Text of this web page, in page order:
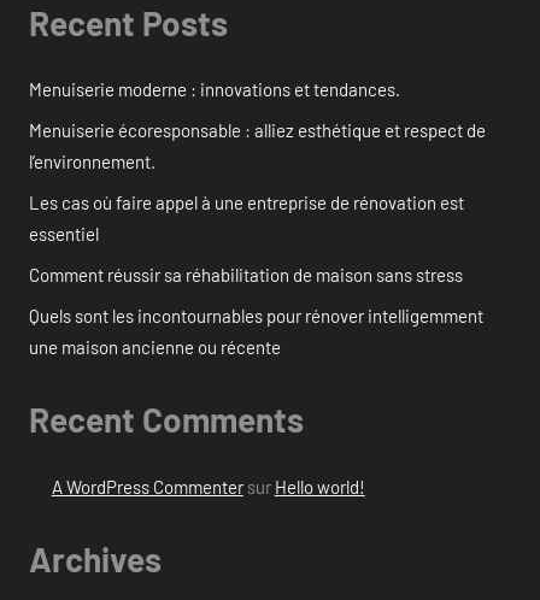
Recent Posts
Menuiserie moderne : innovations et tendances.
Menuiserie écoresponsable : alliez esthétique et respect de
l’environnement.
Les cas où faire appel à une entreprise de rénovation est
essentiel
Comment réussir sa réhabilitation de maison sans stress
Quels sont les incontournables pour rénover intelligemment
une maison ancienne ou récente
Recent Comments
A WordPress Commentersur Hello world!
Archives